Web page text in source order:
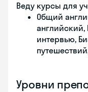
Веду курсы для
Общий
английский,
интервью,
Уровни